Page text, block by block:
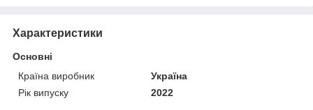
Характеристики
Основні
Країна виробник
Україна
Рік випуску
2022